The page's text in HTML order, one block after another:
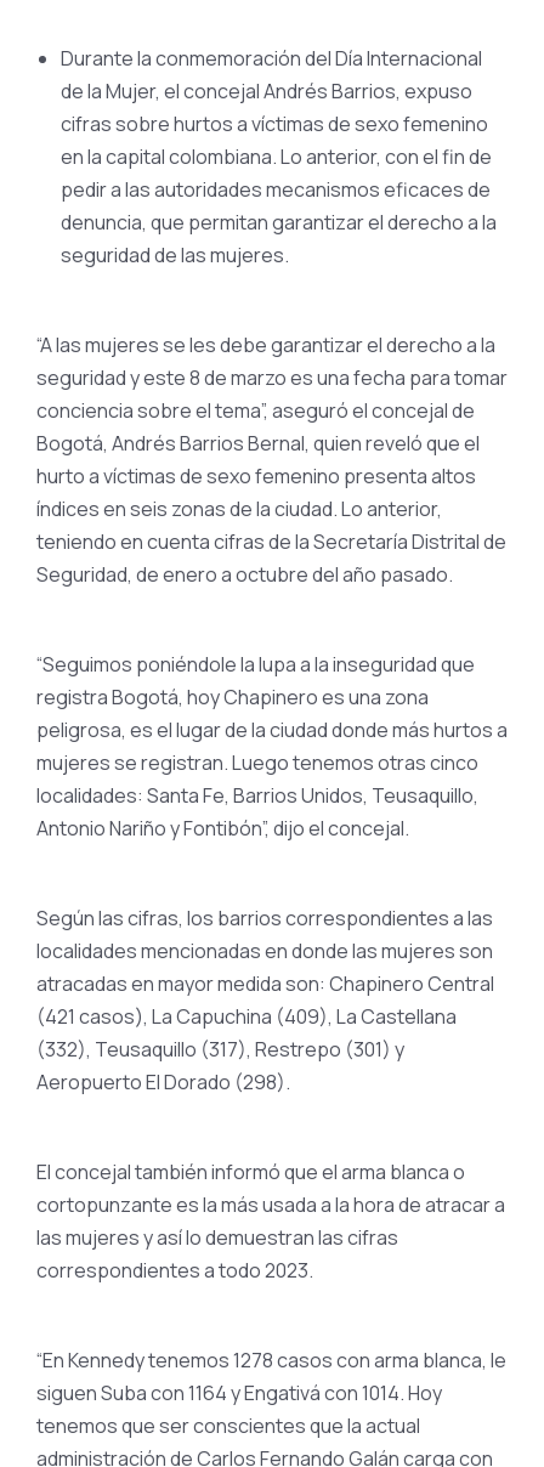
Durante la conmemoración del Día Internacional
de la Mujer, el concejal Andrés Barrios, expuso
cifras sobre hurtos a víctimas de sexo femenino
en la capital colombiana. Lo anterior, con el fin de
pedir a las autoridades mecanismos eficaces de
denuncia, que permitan garantizar el derecho a la
seguridad de las mujeres.
“A las mujeres se les debe garantizar el derecho a la
seguridad y este 8 de marzo es una fecha para tomar
conciencia sobre el tema”, aseguró el concejal de
Bogotá, Andrés Barrios Bernal, quien reveló que el
hurto a víctimas de sexo femenino presenta altos
índices en seis zonas de la ciudad. Lo anterior,
teniendo en cuenta cifras de la Secretaría Distrital de
Seguridad, de enero a octubre del año pasado.
“Seguimos poniéndole la lupa a la inseguridad que
registra Bogotá, hoy Chapinero es una zona
peligrosa, es el lugar de la ciudad donde más hurtos a
mujeres se registran. Luego tenemos otras cinco
localidades: Santa Fe, Barrios Unidos, Teusaquillo,
Antonio Nariño y Fontibón”, dijo el concejal.
Según las cifras, los barrios correspondientes a las
localidades mencionadas en donde las mujeres son
atracadas en mayor medida son: Chapinero Central
(421 casos), La Capuchina (409), La Castellana
(332), Teusaquillo (317), Restrepo (301) y
Aeropuerto El Dorado (298).
El concejal también informó que el arma blanca o
cortopunzante es la más usada a la hora de atracar a
las mujeres y así lo demuestran las cifras
correspondientes a todo 2023.
“En Kennedy tenemos 1278 casos con arma blanca, le
siguen Suba con 1164 y Engativá con 1014. Hoy
tenemos que ser conscientes que la actual
administración de Carlos Fernando Galán carga con